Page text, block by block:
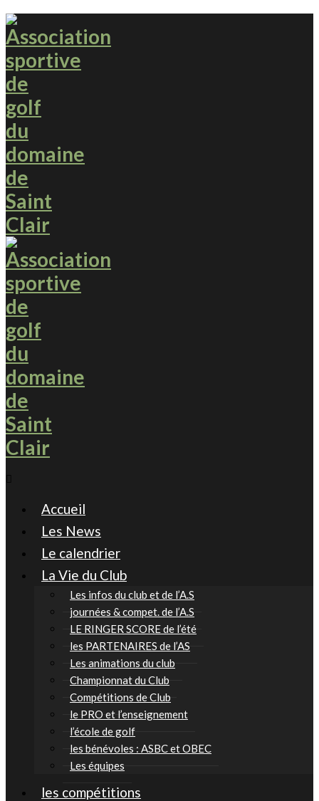
Accueil
Les News
Le calendrier
La Vie du Club
Les infos du club et de l’A.S
journées & compet. de l’A.S
LE RINGER SCORE de l’été
les PARTENAIRES de l’AS
Les animations du club
Championnat du Club
Compétitions de Club
le PRO et l’enseignement
l’école de golf
les bénévoles : ASBC et OBEC
Les équipes
les compétitions